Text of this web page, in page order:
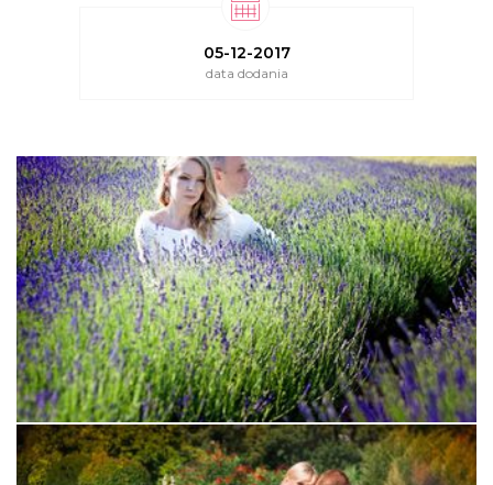
05-12-2017
data dodania